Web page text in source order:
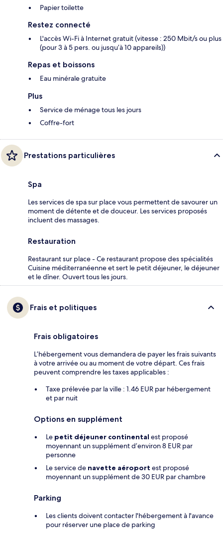
Papier toilette
Restez connecté
L'accès Wi-Fi à Internet gratuit (vitesse : 250 Mbit/s ou plus
(pour 3 à 5 pers. ou jusqu’à 10 appareils))
Repas et boissons
Eau minérale gratuite
Plus
Service de ménage tous les jours
Coffre-fort
Prestations particulières
Spa
Les services de spa sur place vous permettent de savourer un
moment de détente et de douceur. Les services proposés
incluent des massages.
Restauration
Restaurant sur place - Ce restaurant propose des spécialités
Cuisine méditerranéenne et sert le petit déjeuner, le déjeuner
et le dîner. Ouvert tous les jours.
Frais et politiques
Frais obligatoires
L’hébergement vous demandera de payer les frais suivants
à votre arrivée ou au moment de votre départ. Ces frais
peuvent comprendre les taxes applicables :
Taxe prélevée par la ville : 1.46 EUR par hébergement
et par nuit
Options en supplément
Le petit déjeuner continental est proposé
moyennant un supplément d’environ 8 EUR par
personne
Le service de navette aéroport est proposé
moyennant un supplément de 30 EUR par chambre
Parking
Les clients doivent contacter l'hébergement à l'avance
pour réserver une place de parking